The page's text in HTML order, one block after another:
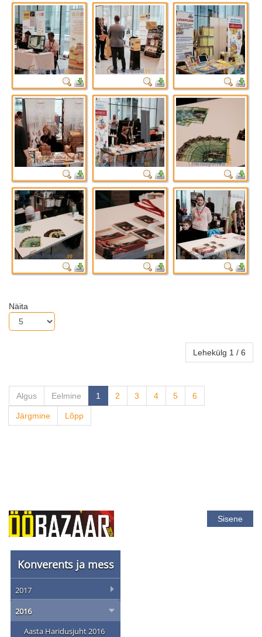
Näita
Lehekülg 1 / 6
Algus Eelmine 1 2 3 4 5 6
Järgmine Lõpp
Konverents ja mess
2017
2016
Aasta Haridusjuht 2016
Sisene